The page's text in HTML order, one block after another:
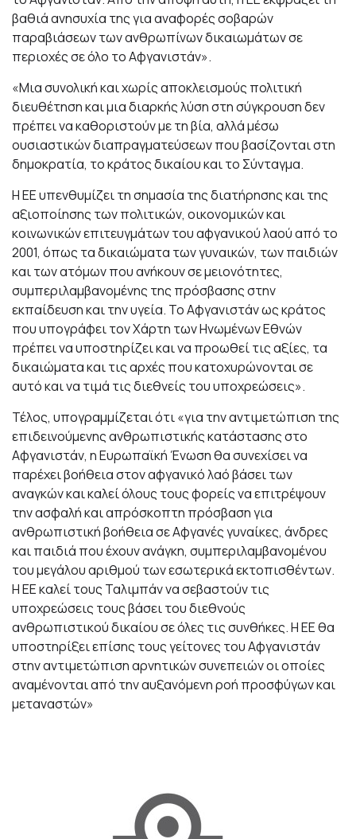
βαθιά ανησυχία της για αναφορές σοβαρών
παραβιάσεων των ανθρωπίνων δικαιωμάτων σε
περιοχές σε όλο το Αφγανιστάν».
«Μια συνολική και χωρίς αποκλεισμούς πολιτική
διευθέτηση και μια διαρκής λύση στη σύγκρουση δεν
πρέπει να καθοριστούν με τη βία, αλλά μέσω
ουσιαστικών διαπραγματεύσεων που βασίζονται στη
δημοκρατία, το κράτος δικαίου και το Σύνταγμα.
Η ΕΕ υπενθυμίζει τη σημασία της διατήρησης και της
αξιοποίησης των πολιτικών, οικονομικών και
κοινωνικών επιτευγμάτων του αφγανικού λαού από το
2001, όπως τα δικαιώματα των γυναικών, των παιδιών
και των ατόμων που ανήκουν σε μειονότητες,
συμπεριλαμβανομένης της πρόσβασης στην
εκπαίδευση και την υγεία. Το Αφγανιστάν ως κράτος
που υπογράφει τον Χάρτη των Ηνωμένων Εθνών
πρέπει να υποστηρίζει και να προωθεί τις αξίες, τα
δικαιώματα και τις αρχές που κατοχυρώνονται σε
αυτό και να τιμά τις διεθνείς του υποχρεώσεις».
Τέλος, υπογραμμίζεται ότι «για την αντιμετώπιση της
επιδεινούμενης ανθρωπιστικής κατάστασης στο
Αφγανιστάν, η Ευρωπαϊκή Ένωση θα συνεχίσει να
παρέχει βοήθεια στον αφγανικό λαό βάσει των
αναγκών και καλεί όλους τους φορείς να επιτρέψουν
την ασφαλή και απρόσκοπτη πρόσβαση για
ανθρωπιστική βοήθεια σε Αφγανές γυναίκες, άνδρες
και παιδιά που έχουν ανάγκη, συμπεριλαμβανομένου
του μεγάλου αριθμού των εσωτερικά εκτοπισθέντων.
Η ΕΕ καλεί τους Ταλιμπάν να σεβαστούν τις
υποχρεώσεις τους βάσει του διεθνούς
ανθρωπιστικού δικαίου σε όλες τις συνθήκες. Η ΕΕ θα
υποστηρίξει επίσης τους γείτονες του Αφγανιστάν
στην αντιμετώπιση αρνητικών συνεπειών οι οποίες
αναμένονται από την αυξανόμενη ροή προσφύγων και
μεταναστών»